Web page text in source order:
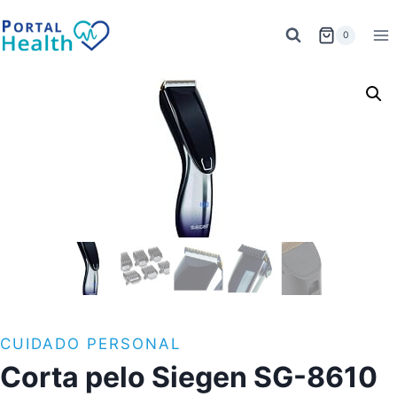
al
0
CUIDADO PERSONAL
Corta pelo Siegen SG-8610